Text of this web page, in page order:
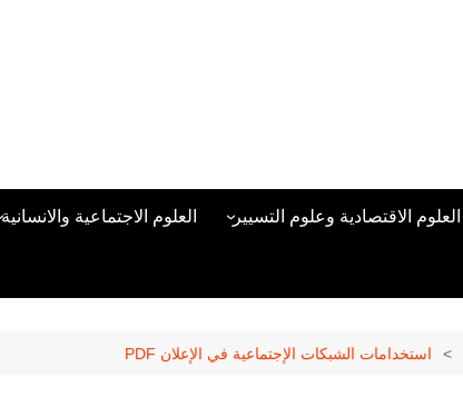
العلوم الاقتصادية وعلوم التسيير
علوم الادارة والموارد البشرية
العلوم الاجتماعية والانسانية
علم النفساستخدامات الشبكات الإجتماعية في الإعلان PDF